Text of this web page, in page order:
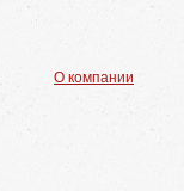
О компании